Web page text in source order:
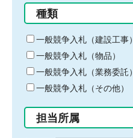
る
キ
ー
ワ
ー
ド
入
力
種類
一般競争入札（建設工事）
一般競争入札（物品）
一般競争入札（業務委託）
一般競争入札（その他）
担当所属